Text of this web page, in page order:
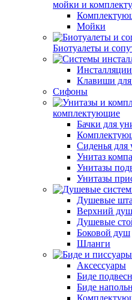
мойки и
Мойки
Биотуалеты и
Инсталляции
Клавиши для
Сифоны
комплектующие
Бачки для
Сиденья для
Унитаз
Унитазы
Унитазы
Душевые
Верхний душ
Душевые
Боковой душ
Шланги
Аксессуары
Биде
Биде